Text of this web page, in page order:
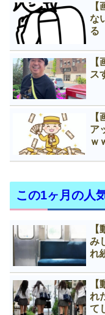
な
る
ス
ア
ｗ
この1ヶ月の人
み
れ
れ
て